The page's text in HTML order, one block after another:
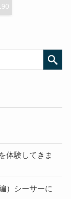
体験してきま
）シーサーに